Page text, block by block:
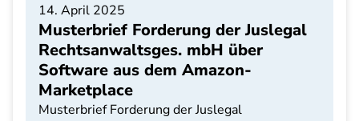
14. April 2025
Musterbrief Forderung der Juslegal
Rechtsanwaltsges. mbH über
Software aus dem Amazon-
Marketplace
Musterbrief Forderung der Juslegal